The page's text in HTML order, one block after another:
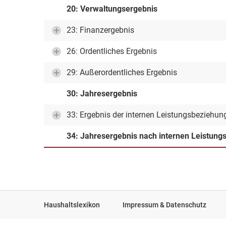
20: Verwaltungsergebnis
23: Finanzergebnis
26: Ordentliches Ergebnis
29: Außerordentliches Ergebnis
30: Jahresergebnis
33: Ergebnis der internen
34: Jahresergebnis nach internen
Haushaltslexikon Impressum & Datenschutz